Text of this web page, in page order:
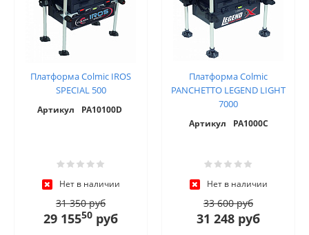
Платформа Colmic IROS
SPECIAL 500
Артикул PA10100D
Нет в наличии
31 350 руб
29 15550 руб
Платформа Colmic
PANCHETTO LEGEND LIGHT
7000
Артикул PA1000C
Нет в наличии
33 600 руб
31 248 руб